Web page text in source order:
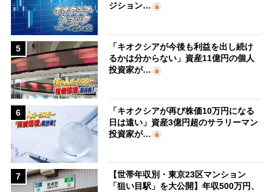
ジション…
5
「キオクシアが今後も利益を出し続け
るかは分からない」資産11億円の個人
投資家が…
6
「キオクシアが再び株価10万円になる
日は遠い」資産3億円超のサラリーマン
投資家が…
7
【世帯年収別・東京23区マンション
「狙い目駅」を大公開】年収500万円、